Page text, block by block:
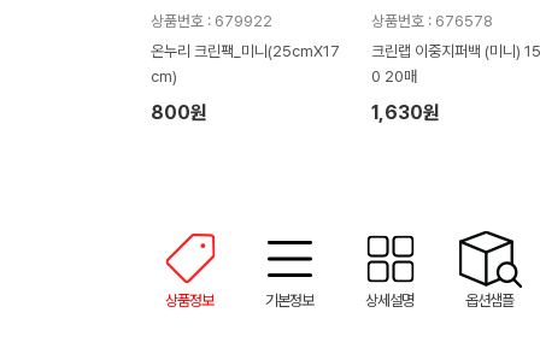
상품번호 : 679922
온누리 크린팩_미니(25cmX17
cm)
800원
상품번호 : 676578
크린랩 이중지퍼백 (미니)
0 20매
1,630원
상품정보 기본정보 상세설명 옵션샘플